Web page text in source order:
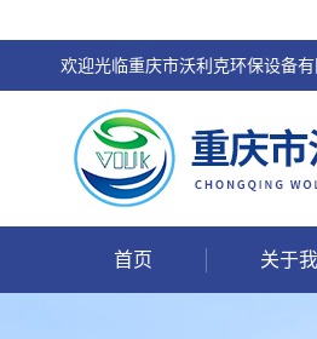
欢迎光临重庆市沃利克环保设备有
首页 关于我